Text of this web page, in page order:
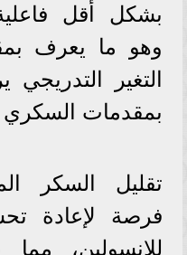
بشكل أقل
وهو ما يعرف
التغير التدريجي
بمقدمات السكري
تقليل السكر
فرصة لإعادة
للإنسولين،